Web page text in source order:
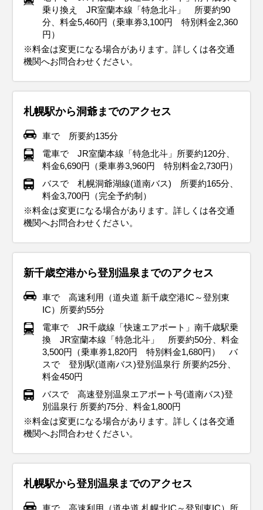
乗り換え JR室蘭本線「特急北斗」 所要約90
分、料金5,460円（乗車券3,100円 特別料金2,360
円）
※料金は変更になる場合があります。詳しくは各交通
機関へお問合わせください。
札幌駅から洞爺までのアクセス
車で 所要約135分
電車で JR室蘭本線「特急北斗」所要約120分、
料金6,690円（乗車券3,960円 特別料金2,730円）
バスで 札幌洞爺湖線(道南バス) 所要約165分、
料金3,700円（完全予約制）
※料金は変更になる場合があります。詳しくは各交通
機関へお問合わせください。
新千歳空港から登別温泉までのアクセス
車で 高速利用（道央道 新千歳空港IC～登別東
IC）所要約55分
電車で JR千歳線「快速エアポート」南千歳駅乗
換 JR室蘭本線「特急北斗」 所要約50分、料金
3,500円（乗車券1,820円 特別料金1,680円） バ
スで 登別駅(道南バス)登別温泉行 所要約25分、
料金450円
バスで 高速登別温泉エアポート号(道南バス)登
別温泉行 所要約75分、料金1,800円
※料金は変更になる場合があります。詳しくは各交通
機関へお問合わせください。
札幌駅から登別温泉までのアクセス
車で 高速利用（道央道 札幌北IC～登別東IC）所